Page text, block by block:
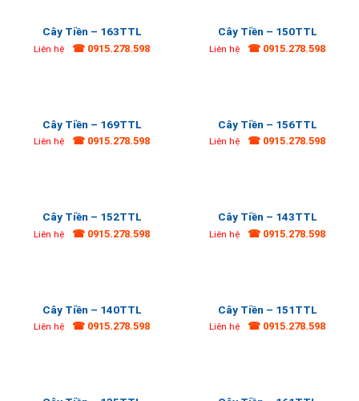
Cây Tiền – 163TTL
Liên hệ ☎ 0915.278.598
Cây Tiền – 150TTL
Liên hệ ☎ 0915.278.598
Cây Tiền – 169TTL
Liên hệ ☎ 0915.278.598
Cây Tiền – 156TTL
Liên hệ ☎ 0915.278.598
Cây Tiền – 152TTL
Liên hệ ☎ 0915.278.598
Cây Tiền – 143TTL
Liên hệ ☎ 0915.278.598
Cây Tiền – 140TTL
Liên hệ ☎ 0915.278.598
Cây Tiền – 151TTL
Liên hệ ☎ 0915.278.598